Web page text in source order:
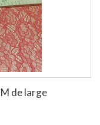
de large